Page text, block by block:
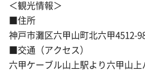
＜観光情報＞
■住所
神戸市灘区六甲山町北六甲4512-
■交通（アクセス）
六甲ケーブル山上駅より六甲山